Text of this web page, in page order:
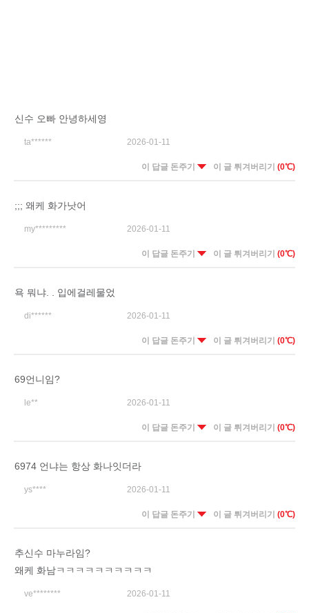
신수 오빠 안녕하세영
ta****** 2026-01-11
이 답글 돈주기 이 글 튀겨버리기 (0℃)
;;; 왜케 화가낫어
my********* 2026-01-11
이 답글 돈주기 이 글 튀겨버리기 (0℃)
욕 뭐냐. . 입에걸레물었
di****** 2026-01-11
이 답글 돈주기 이 글 튀겨버리기 (0℃)
69언니임?
le** 2026-01-11
이 답글 돈주기 이 글 튀겨버리기 (0℃)
6974 언냐는 항상 화나잇더라
ys**** 2026-01-11
이 답글 돈주기 이 글 튀겨버리기 (0℃)
추신수 마누라임?
왜케 화남ㅋㅋㅋㅋㅋㅋㅋㅋㅋㅋ
ve******** 2026-01-11